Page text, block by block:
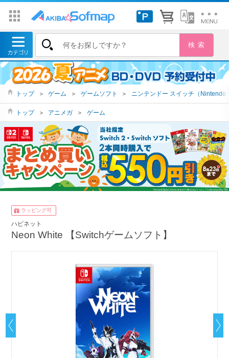
トップ ＞ ゲーム ＞ ゲームソフト ＞ ニンテンドー スイッチ（Nintendo
トップ ＞ アニメガ ＞ ゲーム
ラッピング可
ハピネット
Neon White 【Switchゲームソフト】